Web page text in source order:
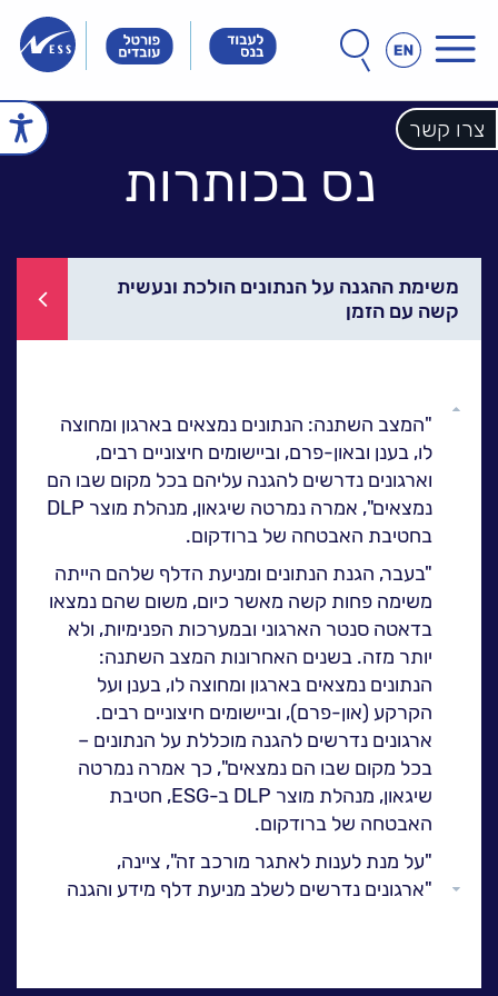
צרו קשר
&
Meet
&
&
חפש
באתר
חיפוש
עמוד הבית
הכל אודות נס
לקוחות מספרים
נס במנהרת הזמן
NESSPRO קבוצת
פתרונות התוכנה
מגזרים והתמחויות ליבה
לעבוד בנס
אירועים וכנסים
פודקאסט
נס בכותרות
וובינרים מומלצים
דברו איתנו
נס בכותרות
משימת ההגנה על הנתונים הולכת ונעשית
קשה עם הזמן
גלול
למעלה
"המצב השתנה: הנתונים נמצאים בארגון ומחוצה
לו, בענן ובאון-פרם, וביישומים חיצוניים רבים,
וארגונים נדרשים להגנה עליהם בכל מקום שבו הם
נמצאים", אמרה נמרטה שיגאון, מנהלת מוצר DLP
בחטיבת האבטחה של ברודקום.
"בעבר, הגנת הנתונים ומניעת הדלף שלהם הייתה
משימה פחות קשה מאשר כיום, משום שהם נמצאו
בדאטה סנטר הארגוני ובמערכות הפנימיות, ולא
יותר מזה. בשנים האחרונות המצב השתנה:
הנתונים נמצאים בארגון ומחוצה לו, בענן ועל
הקרקע (און-פרם), וביישומים חיצוניים רבים.
ארגונים נדרשים להגנה מוכללת על הנתונים –
בכל מקום שבו הם נמצאים", כך אמרה נמרטה
שיגאון, מנהלת מוצר DLP ב-
ESG, חטיבת
האבטחה של ברודקום.
"על מנת לענות לאתגר מורכב זה", ציינה,
"ארגונים נדרשים לשלב מניעת דלף מידע והגנה
גלול